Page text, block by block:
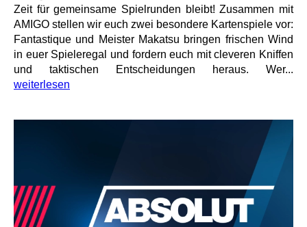
Zeit für gemeinsame Spielrunden bleibt! Zusammen mit
AMIGO stellen wir euch zwei besondere Kartenspiele vor:
Fantastique und Meister Makatsu bringen frischen Wind
in euer Spieleregal und fordern euch mit cleveren Kniffen
und taktischen Entscheidungen heraus. Wer...
weiterlesen